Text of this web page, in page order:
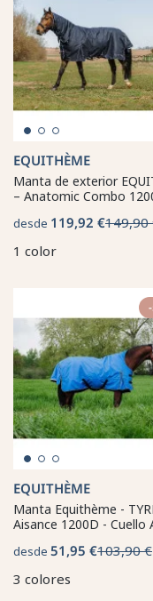
EQUITHÈME
Manta de exterior
– Anatomic Combo
desde 119,92 €149,90
1 color
EQUITHÈME
Manta Equithème -
Aisance 1200D - Cuello
desde 51,95 €103,90 €
3 colores